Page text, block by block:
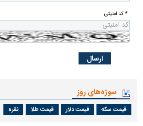
* کد امنیتی
سوژه‌های روز
قیمت سکه قیمت دلار قیمت طلا نقره